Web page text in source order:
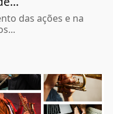
das ações e na